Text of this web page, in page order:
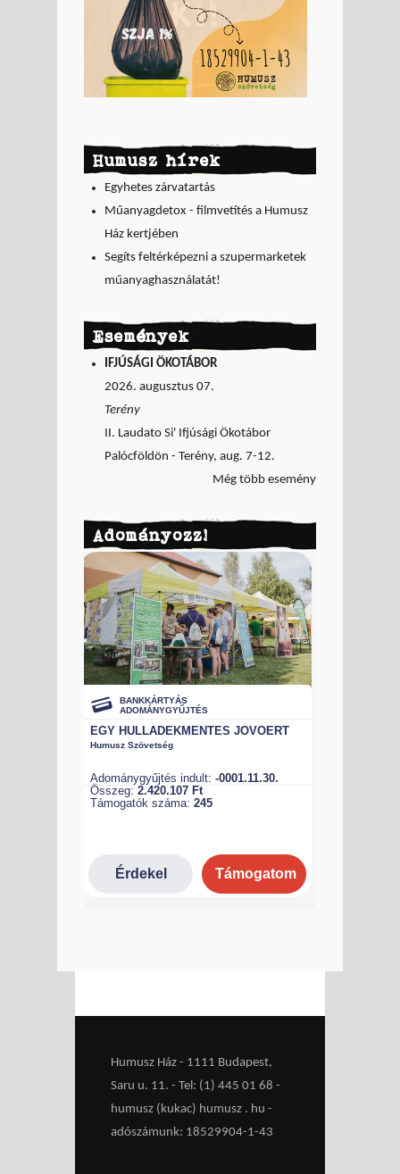
Humusz hírek
Egyhetes zárvatartás
Műanyagdetox - filmvetítés a Humusz
Ház kertjében
Segíts feltérképezni a szupermarketek
műanyaghasználatát!
Események
IFJÚSÁGI ÖKOTÁBOR
2026. augusztus 07.
Terény
II. Laudato Si' Ifjúsági Ökotábor
Palócföldön - Terény, aug. 7-12.
Még több esemény
Adományozz!
Humusz Ház - 1111 Budapest,
Saru u. 11. - Tel: (1) 445 01 68 -
humusz (kukac) humusz . hu -
adószámunk: 18529904-1-43